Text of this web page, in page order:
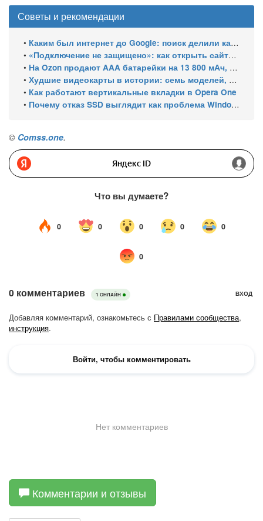
Советы и рекомендации
• Каким был интернет до Google: поиск делили каталоги, роботы и порталы
• «Подключение не защищено»: как открыть сайты с российскими сертификатами
• На Ozon продают AAA батарейки на 13 800 мАч, замер показал 400 мАч на элемент
• Худшие видеокарты в истории: семь моделей, провалившихся за 30 лет
• Как работают вертикальные вкладки в Opera One
• Почему отказ SSD выглядит как проблема Windows и как это проверить
© Comss.one.
Комментарии и отзывы